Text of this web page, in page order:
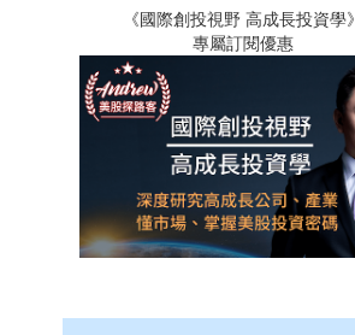
《國際創投視野 高成長投資學》
專屬訂閱優惠